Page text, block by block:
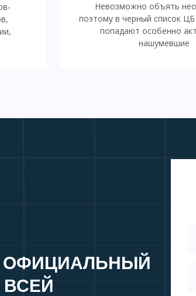
Невозможно объять
поэтому в черный список
попадают особенно
нашумевшие
ОФИЦИАЛЬНЫЙ
ВСЕЙ